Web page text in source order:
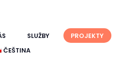
SLUŽBY PROJEKTY
ČEŠTINA
je nezisková organizace, která